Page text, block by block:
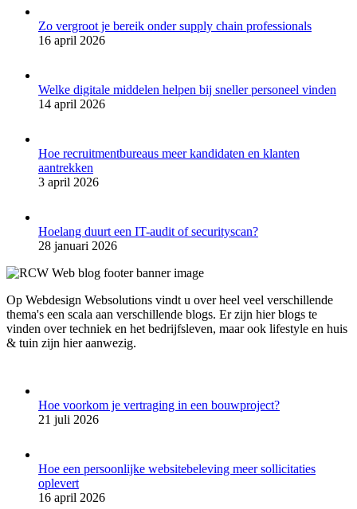
Zo vergroot je bereik onder supply chain professionals
16 april 2026
Welke digitale middelen helpen bij sneller personeel vinden
14 april 2026
Hoe recruitmentbureaus meer kandidaten en klanten
aantrekken
3 april 2026
Hoelang duurt een IT-audit of securityscan?
28 januari 2026
Op Webdesign Websolutions vindt u over heel veel verschillende
thema's een scala aan verschillende blogs. Er zijn hier blogs te
vinden over techniek en het bedrijfsleven, maar ook lifestyle en huis
& tuin zijn hier aanwezig.
Hoe voorkom je vertraging in een bouwproject?
21 juli 2026
Hoe een persoonlijke websitebeleving meer sollicitaties
oplevert
16 april 2026